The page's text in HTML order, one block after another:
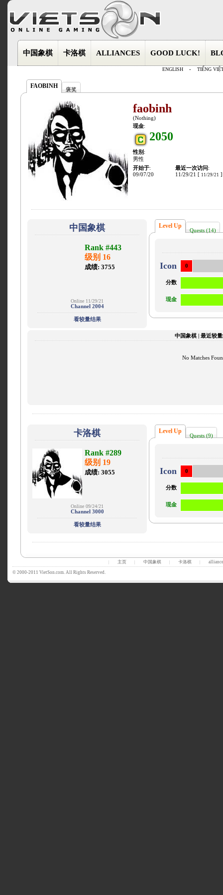
中国象棋 卡洛棋 ALLIANCES GOOD LUCK!
ENGLISH - TIẾNG
FAOBINH
褒奖
faobinh
(Nothing)
现金:
2050
性别 :
男性
开始于:
09/07/20
最近一次访问 :
11/29/21 [ 11/29/21 ]
中国象棋
Rank #443
级别 16
成绩: 3755
Online 11/29/21
Channel 2004
看较量结果
Level Up
Quests (14)
Icon 0
分数
现金
中国象棋 | 最近较
No Matches
卡洛棋
Rank #289
级别 19
成绩: 3055
Online 09/24/21
Channel 3000
看较量结果
Level Up
Quests (9)
Icon 0
分数
现金
主页 中国象棋 卡洛棋
© 2000-2011 VietSon.com. All Rights Reserved.